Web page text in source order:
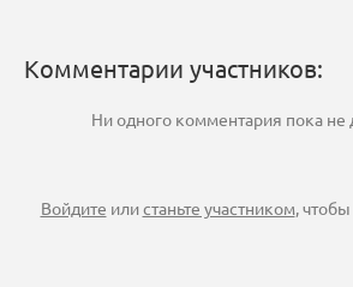
Комментарии участников:
Ни одного комментария пока не
Войдите илистаньте участником,